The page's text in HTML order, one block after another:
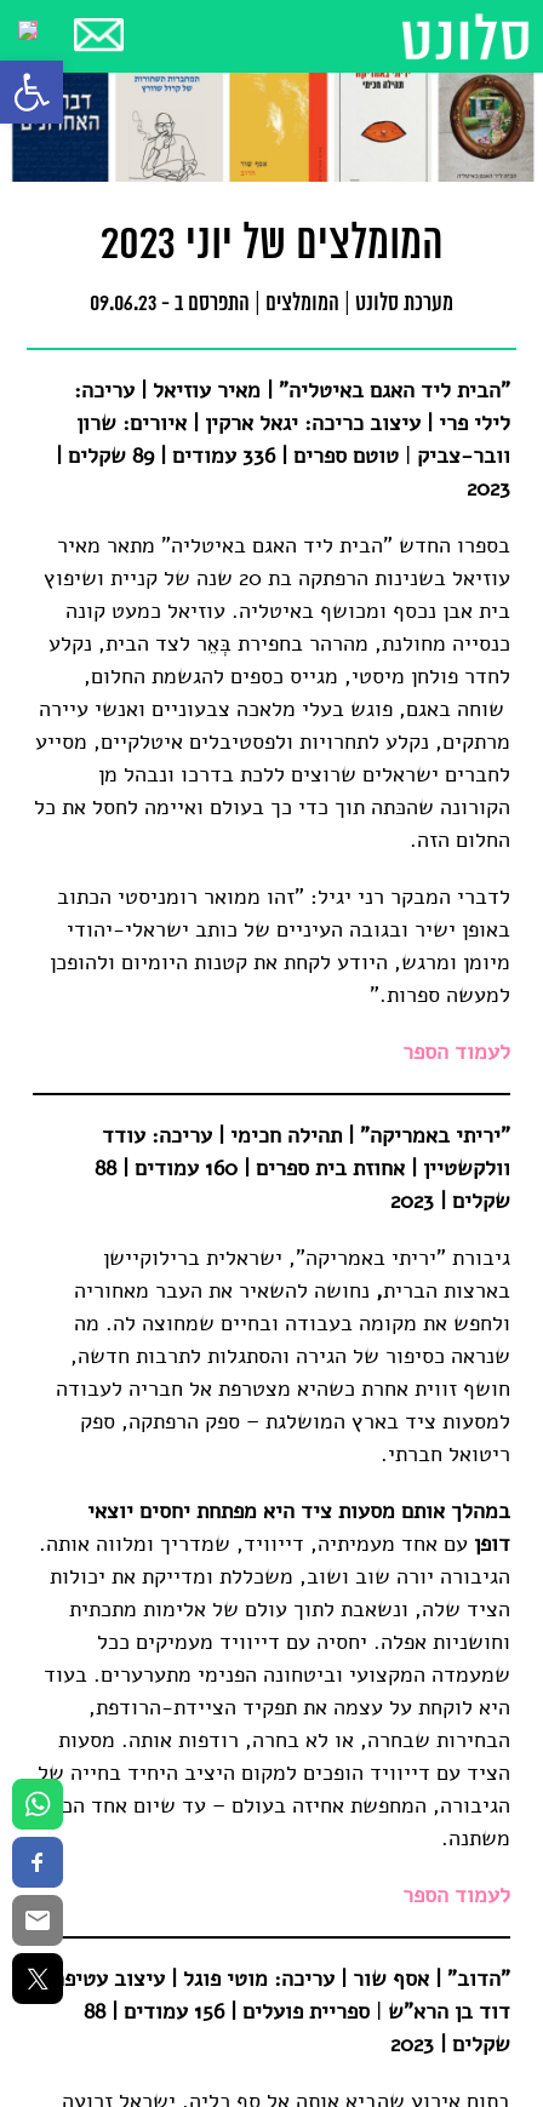
פתח
המומלצים של יוני 2023
מערכת סלונט המומלצים התפרסם ב - 09.06.23
"הבית ליד האגם באיטליה" | מאיר עוזיאל | עריכה:
לילי פרי | עיצוב כריכה: יגאל ארקין | איורים: שרון
וובר-צביק |
טוטם ספרים | 336 עמודים | 89 שקלים |
2023
בספרו החדש "הבית ליד האגם באיטליה" מתאר מאיר
עוזיאל בשנינות הרפתקה בת 20 שנה של קניית ושיפוץ
בית אבן נכסף ומכושף באיטליה. עוזיאל כמעט קונה
כנסייה מחולנת, מהרהר בחפירת בְּאֵר לצד הבית, נקלע
לחדר פולחן מיסטי, מגייס כספים להגשמת החלום,
שוחה באגם, פוגש בעלי מלאכה צבעוניים ואנשי עיירה
מרתקים, נקלע לתחרויות ולפסטיבלים איטלקיים, מסייע
לחברים ישראלים שרוצים ללכת בדרכו ונבהל מן
הקורונה שהכּתה תוך כדי כך בעולם ואיימה לחסל את כל
החלום הזה.
לדברי המבקר רני יגיל: "זהו ממואר רומניסטי הכתוב
באופן ישיר ובגובה העיניים של כותב ישראלי-יהודי
מיומן ומרגש, היודע לקחת את קטנות היומיום ולהופכן
למעשה ספרות."
לעמוד הספר
"יריתי באמריקה" | תהילה חכימי | עריכה: עודד
וולקשטיין
| אחוזת בית ספרים | 160 עמודים | 88
שקלים | 2023
גיבורת "יריתי באמריקה", ישראלית ברילוקיישן
בארצות הברית, נחושה להשאיר את העבר מאחוריה
ולחפש את מקומה בעבודה ובחיים שמחוצה לה. מה
שנראה כסיפור של הגירה והסתגלות לתרבות חדשה,
חושף זווית אחרת כשהיא מצטרפת אל חבריה לעבודה
למסעות ציד בארץ המושלגת – ספק הרפתקה, ספק
ריטואל חברתי.
במהלך אותם מסעות ציד היא מפתחת יחסים יוצאי
דופן עם אחד מעמיתיה, דייוויד, שמדריך ומלווה אותה.
הגיבורה יורה שוב ושוב, משכללת ומדייקת את יכולות
הציד שלה, ונשאבת לתוך עולם של אלימות מתכתית
וחושניות אפלה. יחסיה עם דייוויד מעמיקים ככל
שמעמדה המקצועי וביטחונה הפנימי מתערערים. בעוד
היא לוקחת על עצמה את תפקיד הציידת-הרודפת,
הבחירות שבחרה, או לא בחרה, רודפות אותה. מסעות
הציד עם דייוויד הופכים למקום היציב היחיד בחייה של
הגיבורה, המחפשת אחיזה בעולם – עד שיום אחד הכול
משתנה.
לעמוד הספר
"הדוב" | אסף שור | עריכה: מוטי פוגל | עיצוב עטיפה:
דוד בן הרא"ש |
ספריית פועלים | 156 עמודים | 88
שקלים | 2023
בתום אירוע שהביא אותה אל סף כלָיה, ישראל זרועה